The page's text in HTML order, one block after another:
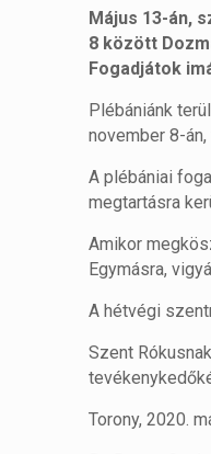
Május 13-án,
8 között
Fogadjátok
Plébániánk
november 8-
A plébániai
megtartásra
Amikor
Egymásra,
A hétvégi
Szent
Torony, 2020.